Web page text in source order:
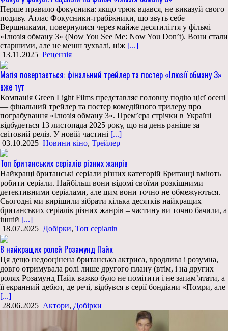
Перше правило фокусника: якщо трюк вдався, не виказуй свого
подиву. Атлас Фокусники-грабіжники, що звуть себе
Вершниками, повернулися через майже десятиліття у фільмі
«Ілюзія обману 3» (Now You See Me: Now You Don’t). Вони стали
старшими, але не менш зухвалі, ніж [...]
13.11.2025 Рецензія
Магія повертається: фінальний трейлер та постер «Ілюзії обману 3»
вже тут
Компанія Green Light Films представляє головну подію цієї осені
— фінальний трейлер та постер комедійного трилеру про
пограбування «Ілюзія обману 3». Прем’єра стрічки в Україні
відбудеться 13 листопада 2025 року, що на день раніше за
світовий реліз. У новій частині [...]
03.10.2025 Новини кіно, Трейлер
Топ британських серіалів різних жанрів
Найкращі британські серіали різних категорій Британці вміють
робити серіали. Найбільш вони відомі своїми розкішними
детективними серіалами, але цим вони точно не обмежуються.
Сьогодні ми вирішили зібрати кілька десятків найкращих
британських серіалів різних жанрів – частину ви точно бачили, а
іншій [...]
18.07.2025 Добірки, Топ серіалів
8 найкращих ролей Розамунд Пайк
Ця дещо недооцінена британська актриса, вродлива і розумна,
довго отримувала ролі лише другого плану (втім, і на других
ролях Розамунд Пайк важко було не помітити і не запам’ятати, а
її екранний дебют, де речі, відбувся в серії бондіани «Помри, але
[...]
28.06.2025 Актори, Добірки